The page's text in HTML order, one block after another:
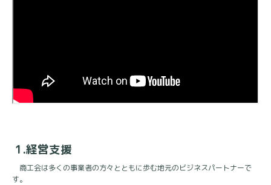
1.経営支援
商工会は多くの事業者の方々とともに歩む地元のビジネスパートナーで
す。